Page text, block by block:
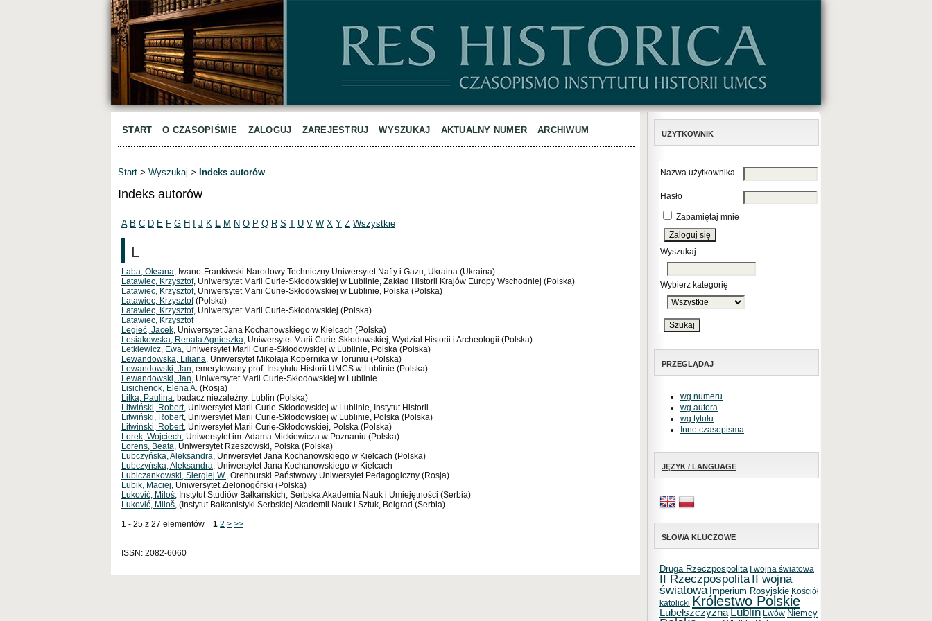
UŻYTKOWNIK
Nazwa użytkownika
Hasło
Zapamiętaj mnie
Wyszukaj
Wybierz kategorię
PRZEGLĄDAJ
wg numeru
wg autora
wg tytułu
Inne czasopisma
JĘZYK / LANGUAGE
SŁOWA KLUCZOWE
Druga Rzeczpospolita I wojna światowa
II Rzeczpospolita II wojna
światowa Imperium Rosyjskie Kościół
katolicki Królestwo Polskie
LubelszczyznaLublin Lwów Niemcy
START O CZASOPIŚMIE ZALOGUJ ZAREJESTRUJ WYSZUKAJ AKTUALNY NUMER ARCHIWUM
Start > Wyszukaj > Indeks autorów
Indeks autorów
A B C D E F G H J K L M N O P Q R S T U V W X Y Z Wszystkie
L
Laba, Oksana, Iwano-Frankiwski Narodowy Techniczny Uniwersytet Nafty i Gazu, Ukraina (Ukraina)
Latawiec, Krzysztof, Uniwersytet Marii Curie-Skłodowskiej w Lublinie, Zakład Historii Krajów Europy Wschodniej (Polska)
Latawiec, Krzysztof, Uniwersytet Marii Curie-Skłodowskiej w Lublinie, Polska (Polska)
Latawiec, Krzysztof(Polska)
Latawiec, Krzysztof, Uniwersytet Marii Curie-Skłodowskiej (Polska)
Latawiec, Krzysztof
Legieć, Jacek, Uniwersytet Jana Kochanowskiego w Kielcach (Polska)
Lesiakowska, Renata Agnieszka, Uniwersytet Marii Curie-Skłodowskiej, Wydział Historii i Archeologii (Polska)
Letkiewicz, Ewa, Uniwersytet Marii Curie-Skłodowskiej w Lublinie, Polska (Polska)
Lewandowska, Liliana, Uniwersytet Mikołaja Kopernika w Toruniu (Polska)
Lewandowski, Jan, emerytowany prof. Instytutu Historii UMCS w Lublinie (Polska)
Lewandowski, Jan, Uniwersytet Marii Curie-Skłodowskiej w Lublinie
Lisichenok, Elena A. (Rosja)
Litka, Paulina, badacz niezależny, Lublin (Polska)
Litwiński, Robert, Uniwersytet Marii Curie-Skłodowskiej w Lublinie, Instytut Historii
Litwiński, Robert, Uniwersytet Marii Curie-Skłodowskiej w Lublinie, Polska (Polska)
Litwiński, Robert, Uniwersytet Marii Curie-Skłodowskiej, Polska (Polska)
Lorek, Wojciech, Uniwersytet im. Adama Mickiewicza w Poznaniu (Polska)
Lorens, Beata, Uniwersytet Rzeszowski, Polska (Polska)
Lubczyńska, Aleksandra, Uniwersytet Jana Kochanowskiego w Kielcach (Polska)
Lubczyńska, Aleksandra, Uniwersytet Jana Kochanowskiego w Kielcach
Lubiczankowski, Siergiej W., Orenburski Państwowy Uniwersytet Pedagogiczny (Rosja)
Lubik, Maciej, Uniwersytet Zielonogórski (Polska)
Luković, Miloš, Instytut Studiów Bałkańskich, Serbska Akademia Nauk i Umiejętności (Serbia)
Luković, Miloš, (Instytut Bałkanistyki Serbskiej Akademii Nauk i Sztuk, Belgrad (Serbia)
1 - 25 z 27 elementów 1 2 > >>
ISSN: 2082-6060